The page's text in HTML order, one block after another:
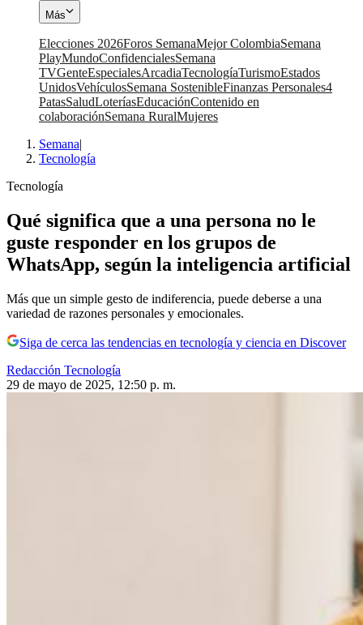
Más
Elecciones 2026Foros SemanaMejor ColombiaSemana
PlayMundoConfidencialesSemana
TVGenteEspecialesArcadiaTecnologíaTurismoEstados
UnidosVehículosSemana SostenibleFinanzas Personales4
PatasSaludLoteríasEducaciónContenido en
colaboraciónSemana RuralMujeres
Semana|
Tecnología
Tecnología
Qué significa que a una persona no le
guste responder en los grupos de
WhatsApp, según la inteligencia artificial
Más que un simple gesto de indiferencia, puede deberse a una
variedad de razones personales y emocionales.
Siga de cerca las tendencias en tecnología y ciencia en Discover
Redacción Tecnología
29 de mayo de 2025, 12:50 p. m.